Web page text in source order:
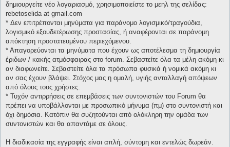
δημιουργείτε νέο λογαριασμό, χρησιμοποιείστε το μεηλ της σελίδας:
rebetoselida at gmail.com
* Δεν επιτρέπονται μηνύματα για παράνομο λογισμικό/τραγούδια,
λογισμικό εξουδετέρωσης προστασίας, ή αναφέρονται σε παράνομη
απόκτηση προστατευμένου περιεχόμενου.
* Απαγορεύονται τα μηνύματα που έχουν ως αποτέλεσμα τη δημιουργία
έριδων / κακής ατμόσφαιρας στο forum. Σεβαστείτε όλα τα μέλη ακόμη κι
αν διαφωνείτε. Σεβαστείτε όλα τα πρόσωπα φυσικά ή νομικά ακόμη κι
αν σας έχουν βλάψει. Στόχος μας η ομαλή, υγιής ανταλλαγή απόψεων
από όλους τους χρήστες.
* Τυχόν αντιρρήσεις σε επεμβάσεις των συντονιστών του Forum θα
πρέπει να υποβάλλονται με προσωπικό μήνυμα (πμ) στο συντονιστή και
όχι δημόσια. Κατόπιν θα συζητούνται από ολόκληρη την ομάδα των
συντονιστών και θα απαντάμε σε όλους.
Η διαδικασία της εγγραφής είναι απλή, σύντομη και εντελώς δωρεάν.